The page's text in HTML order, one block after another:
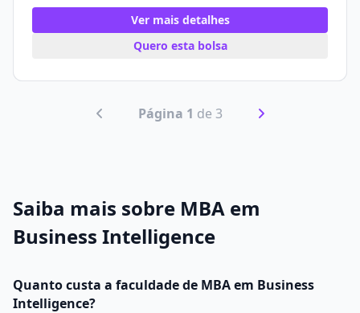
Ver mais detalhes
Quero esta bolsa
Página 1 de 3
Saiba mais sobre MBA em
Business Intelligence
Quanto custa a faculdade de MBA em Business
Intelligence?